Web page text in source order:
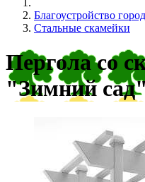
Благоустройство
Стальные скамейки
Пергола со
"Зимний